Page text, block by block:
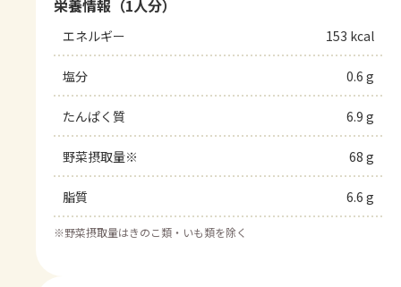
栄養情報（1人分）
エネルギー 153 kcal
塩分 0.6 g
たんぱく質 6.9 g
野菜摂取量※ 68 g
脂質 6.6 g
※野菜摂取量はきのこ類・いも類を除く